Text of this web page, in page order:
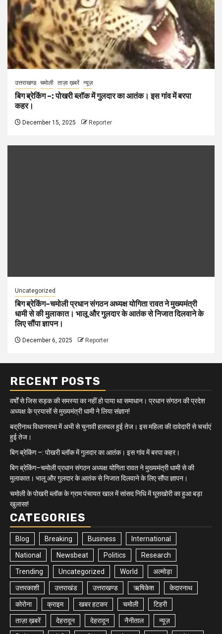
उत्तराखण्ड चमोली ताज़ा ख़बरें न्यूज़
बिग ब्रेकिंग –: पोखरी ब्लॉक में गुलदार का आतंक। इस गांव में बरपा
कहर।
December 15, 2025 Reporter
Uncategorized
बिग ब्रेकिंग–चमोली प्रधान संगठन अध्यक्ष योगिता रावत ने मुख्यमंत्री
धामी से की मुलाकात। भालू और गुलदार के आतंक से निजात दिलवाने के
लिए सौंपा ज्ञापन।
December 6, 2025 Reporter
RECENT POSTS
वर्षों से जिस सड़क की समस्या का नहीं हो पाया था समाधान। प्रधान संगठन की प्रदेश
अध्यक्ष के प्रयासों से मुख्यमंत्री धामी ने लिया संज्ञान!
बद्रीनाथ विधानसभा में अभी से चुनावी हलचल हुई तेज। इस महिला की दावेदारी से चर्चाएं
हुई तेज।
बिग ब्रेकिंग –: पोखरी ब्लॉक में गुलदार का आतंक। इस गांव में बरपा कहर।
बिग ब्रेकिंग–चमोली प्रधान संगठन अध्यक्ष योगिता रावत ने मुख्यमंत्री धामी से की
मुलाकात। भालू और गुलदार के आतंक से निजात दिलवाने के लिए सौंपा ज्ञापन।
चमोली के पोखरी ब्लॉक के ग्राम पंचायत खाल में सांसद निधि में घूसखोरी का हुआ बड़ा
खुलासा!
CATEGORIES
Blog Breaking Business International
National Newsbeat Politics Research
Trending Uncategorized World अल्मोड़ा
उत्तरकाशी उत्तराखंड उत्तराखण्ड ऋषिकेश केदारनाथ
कोरोना क्राइम खबर हटकर चमोली टिहरी
ताज़ा ख़बरें देहरादून देहरादून नैनीताल न्यूज़